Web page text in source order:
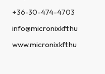
+36-30-474-4703
info@micronixkft.hu
www.micronixkft.hu